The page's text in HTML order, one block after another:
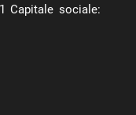
Capitale sociale: